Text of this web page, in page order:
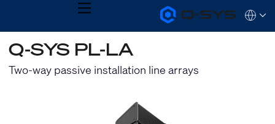
Q-
SYS
MENU
QSYS.com (English)
India (English)
Deutsch
Español
Q-SYS PL-LA
Two-way passive installation line arrays